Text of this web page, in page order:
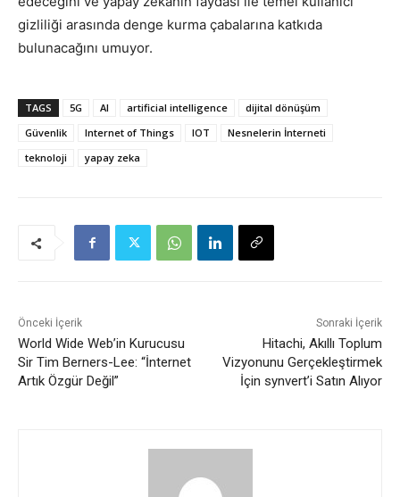
gizliliği arasında denge kurma çabalarına katkıda
bulunacağını umuyor.
TAGS 5G AI artificial intelligence
dijital dönüşüm
Güvenlik
Internet of Things IOT
Nesnelerin İnterneti
teknoloji
yapay zeka
Önceki İçerik
World Wide Web’in Kurucusu
Sir Tim Berners-Lee: “İnternet
Artık Özgür Değil”
Sonraki İçerik
Hitachi, Akıllı Toplum
Vizyonunu Gerçekleştirmek
İçin synvert’i Satın Alıyor